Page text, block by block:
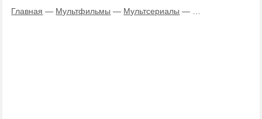
Главная — Мультфильмы — Мультсериалы —